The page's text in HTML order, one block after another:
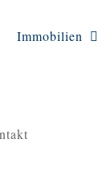
Immobilien